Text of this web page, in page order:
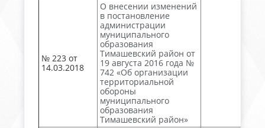
№ 223 от
14.03.2018
О внесении изменений
в постановление
администрации
муниципального
образования
Тимашевский район от
19 августа 2016 года №
742 «Об организации
территориальной
обороны
муниципального
образования
Тимашевский район»